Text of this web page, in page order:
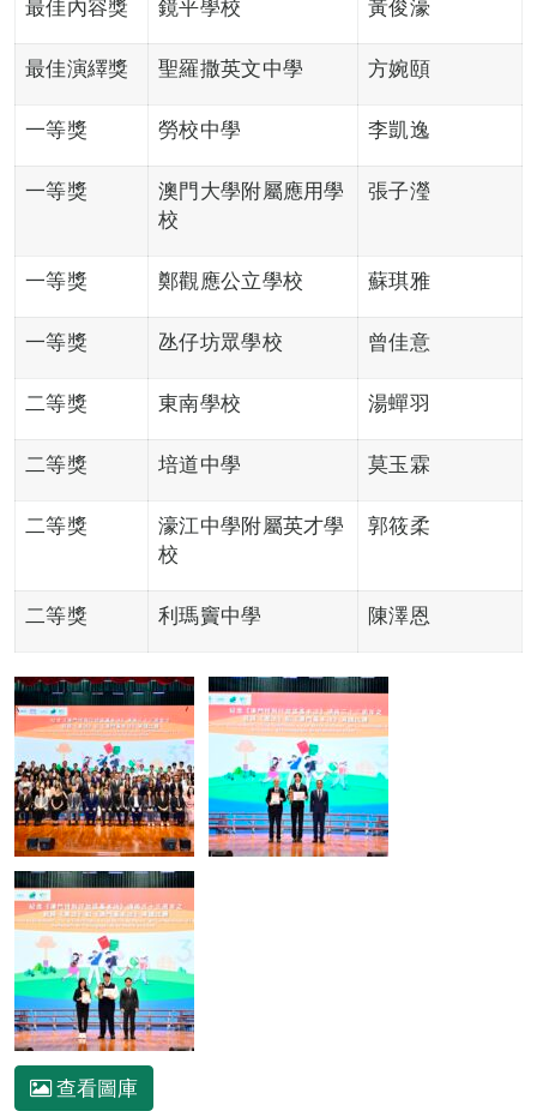
最佳內容獎 鏡平學校 黃俊濠
最佳演繹獎 聖羅撒英文中學 方婉頤
一等獎 勞校中學 李凱逸
一等獎
澳門大學附屬應用學
校
張子瀅
一等獎 鄭觀應公立學校 蘇琪雅
一等獎 氹仔坊眾學校 曾佳意
二等獎 東南學校 湯蟬羽
二等獎 培道中學 莫玉霖
二等獎
濠江中學附屬英才學
校
郭筱柔
二等獎 利瑪竇中學 陳澤恩
查看圖庫